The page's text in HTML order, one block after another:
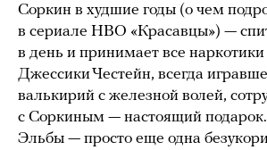
Соркин в худшие годы (о чем
в сериале HBO «Красавцы») —
в день и принимает все
Джессики Честейн, всегда
валькирий с железной волей,
с Соркиным — настоящий
Эльбы — просто еще одна